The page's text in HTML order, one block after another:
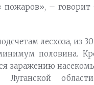
– говорит
лесхоза, из
половина.
заражению